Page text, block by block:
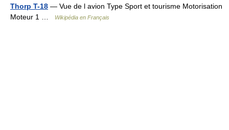
Thorp T-18 — Vue de l avion Type Sport et tourisme Motorisation
Moteur 1 …
Wikipédia en Français